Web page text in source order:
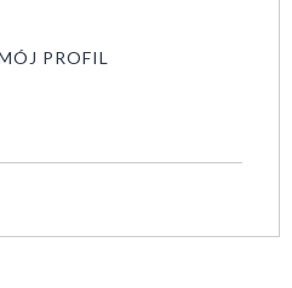
PROFIL